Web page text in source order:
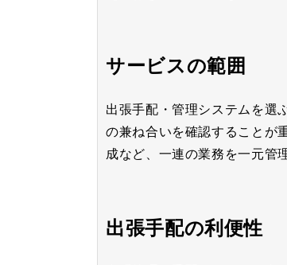
サービスの範囲
出張手配・管理システムを選
の兼ね合いを確認することが
成など、一連の業務を一元管
出張手配の利便性